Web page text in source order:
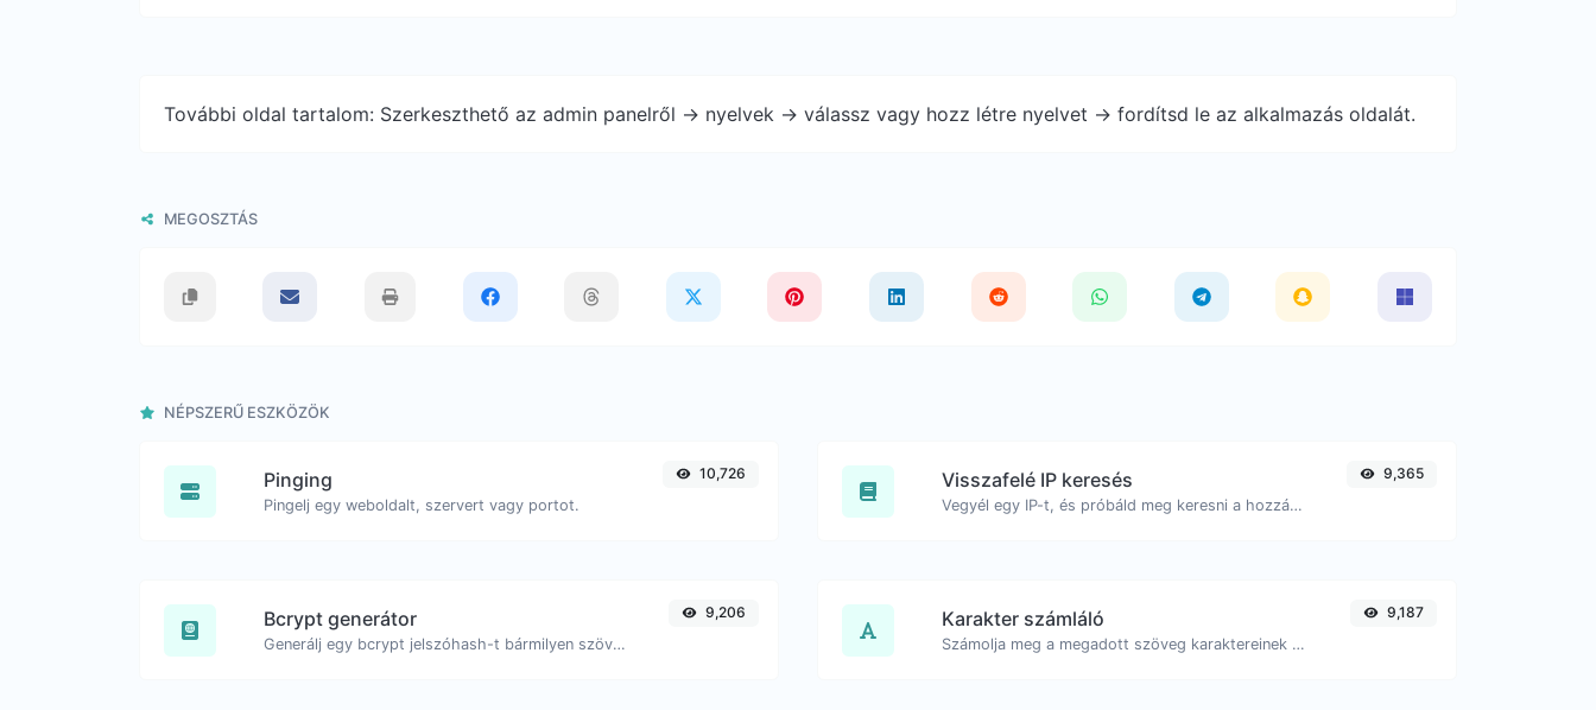
További oldal tartalom: Szerkeszthető az admin panelről -> nyelvek -> válassz vagy hozz létre nyelvet -> fordítsd le az alkalmazás oldalát.
MEGOSZTÁS
NÉPSZERŰ ESZKÖZÖK
Pinging
Pingelj egy weboldalt, szervert vagy portot.
10,726 Visszafelé IP keresés
Vegyél egy IP-t, és próbáld meg keresni a hozzá kapcsolódó domaint/hostot.
9,365
Bcrypt generátor
Generálj egy bcrypt jelszóhash-t bármilyen szöveges bemenethez.
9,206 Karakter számláló
Számolja meg a megadott szöveg karaktereinek és szavainak számát.
9,187